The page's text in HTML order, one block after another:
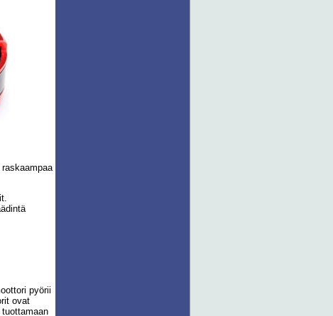
pyörii
ovat